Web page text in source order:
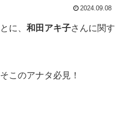
2024.09.08
に、 和田アキ子さんに関す
このアナタ必見！